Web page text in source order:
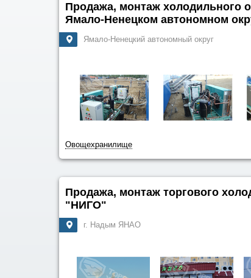
Продажа, монтаж
Ямало-Ненецком автономном
Ямало-Ненецкий автономный округ
Овощехранилище
Продажа, монтаж торгового
"НИГО"
г. Надым ЯНАО